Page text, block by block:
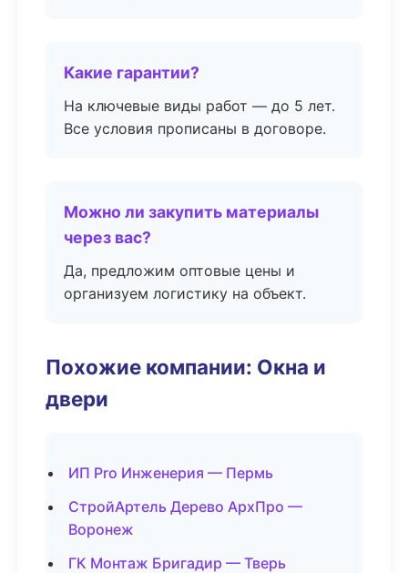
Какие гарантии?
На ключевые виды работ — до 5 лет.
Все условия прописаны в договоре.
Можно ли закупить материалы
через вас?
Да, предложим оптовые цены и
организуем логистику на объект.
Похожие компании: Окна и
двери
ИП Pro Инженерия — Пермь
СтройАртель Дерево АрхПро —
Воронеж
ГК Монтаж Бригадир — Тверь